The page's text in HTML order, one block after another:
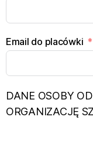
Email do placówki
DANE OSOBY
ORGANIZACJĘ